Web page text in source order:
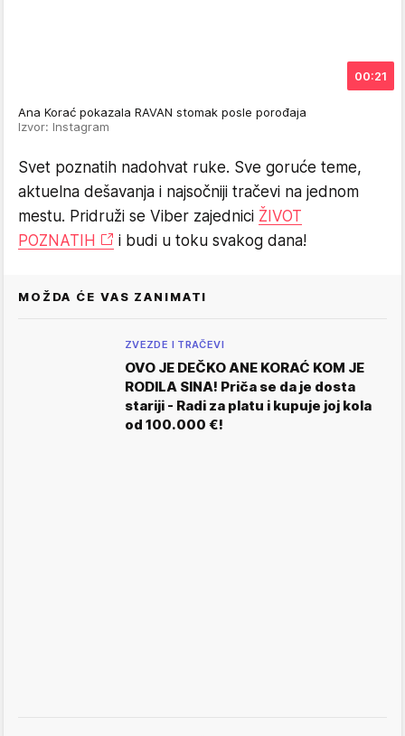
00:21
Ana Korać pokazala RAVAN stomak posle porođaja
Izvor: Instagram
Svet poznatih nadohvat ruke. Sve goruće teme,
aktuelna dešavanja i najsočniji tračevi na jednom
mestu. Pridruži se Viber zajednici ŽIVOT
POZNATIH
i budi u toku svakog dana!
MOŽDA ĆE VAS ZANIMATI
ZVEZDE I TRAČEVI
OVO JE DEČKO ANE KORAĆ KOM JE
RODILA SINA! Priča se da je dosta
stariji - Radi za platu i kupuje joj kola
od 100.000 €!